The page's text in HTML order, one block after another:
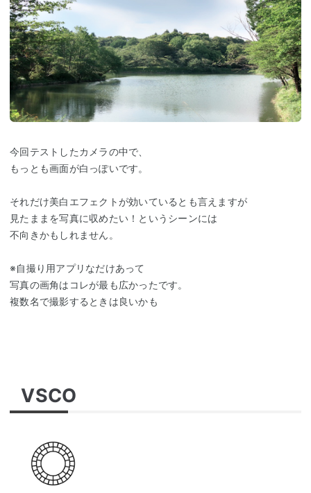
今回テストしたカメラの中で、
もっとも画面が白っぽいです。
それだけ美白エフェクトが効いているとも言えますが
見たままを写真に収めたい！というシーンには
不向きかもしれません。
※自撮り用アプリなだけあって
写真の画角はコレが最も広かったです。
複数名で撮影するときは良いかも
VSCO